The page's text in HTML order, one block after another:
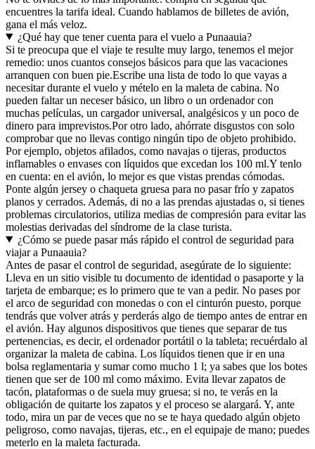
encuentres la tarifa ideal. Cuando hablamos de billetes de avión,
gana el más veloz.
¿Qué hay que tener cuenta para el vuelo a Punaauia?
Si te preocupa que el viaje te resulte muy largo, tenemos el mejor
remedio: unos cuantos consejos básicos para que las vacaciones
arranquen con buen pie.Escribe una lista de todo lo que vayas a
necesitar durante el vuelo y mételo en la maleta de cabina. No
pueden faltar un neceser básico, un libro o un ordenador con
muchas películas, un cargador universal, analgésicos y un poco de
dinero para imprevistos.Por otro lado, ahórrate disgustos con solo
comprobar que no llevas contigo ningún tipo de objeto prohibido.
Por ejemplo, objetos afilados, como navajas o tijeras, productos
inflamables o envases con líquidos que excedan los 100 ml.Y tenlo
en cuenta: en el avión, lo mejor es que vistas prendas cómodas.
Ponte algún jersey o chaqueta gruesa para no pasar frío y zapatos
planos y cerrados. Además, di no a las prendas ajustadas o, si tienes
problemas circulatorios, utiliza medias de compresión para evitar las
molestias derivadas del síndrome de la clase turista.
¿Cómo se puede pasar más rápido el control de seguridad para
viajar a Punaauia?
Antes de pasar el control de seguridad, asegúrate de lo siguiente:
Lleva en un sitio visible tu documento de identidad o pasaporte y la
tarjeta de embarque; es lo primero que te van a pedir. No pases por
el arco de seguridad con monedas o con el cinturón puesto, porque
tendrás que volver atrás y perderás algo de tiempo antes de entrar en
el avión. Hay algunos dispositivos que tienes que separar de tus
pertenencias, es decir, el ordenador portátil o la tableta; recuérdalo al
organizar la maleta de cabina. Los líquidos tienen que ir en una
bolsa reglamentaria y sumar como mucho 1 l; ya sabes que los botes
tienen que ser de 100 ml como máximo. Evita llevar zapatos de
tacón, plataformas o de suela muy gruesa; si no, te verás en la
obligación de quitarte los zapatos y el proceso se alargará. Y, ante
todo, mira un par de veces que no se te haya quedado algún objeto
peligroso, como navajas, tijeras, etc., en el equipaje de mano; puedes
meterlo en la maleta facturada.